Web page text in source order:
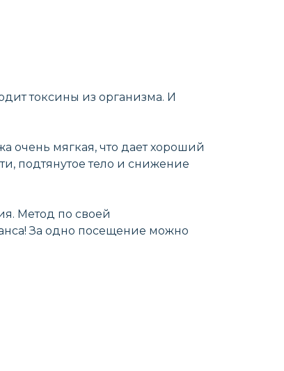
токсины из организма. И
очень мягкая, что дает хороший
подтянутое тело и снижение
Метод по своей
За одно посещение можно